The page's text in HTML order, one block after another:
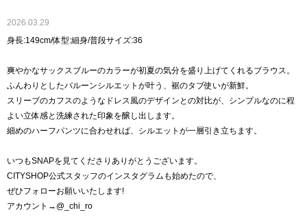
2026.03.29
身長:149cm/体型:細身/普段サイズ:36
爽やかなサックスブルーのカラーが初夏の気分を盛り上げてくれるブラウス。
ふんわりとしたバルーンシルエットが叶う、裾のタブ使いが新鮮。
スリーブのカフスのようなドレス風のデザインとの対比が、シンプルなのに程
よい立体感と洗練された印象を醸し出します。
細めのハーフパンツに合わせれば、シルエットが一層引き立ちます。
いつもSNAPを見てくださりありがとうございます。
CITYSHOP公式スタッフのインスタグラムも始めたので、
ぜひフォローお願いいたします!
アカウント→@_chi_ro